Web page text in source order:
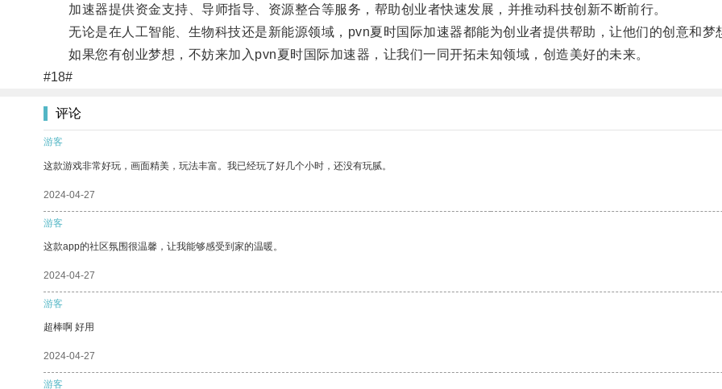
加速器提供资金支持、导师指导、资源整合等服务，帮助创业者快速发展，并推动科技创新不断前行。
无论是在人工智能、生物科技还是新能源领域，pvn夏时国际加速器都能为创业者提供帮助，让他们的创意和梦
如果您有创业梦想，不妨来加入pvn夏时国际加速器，让我们一同开拓未知领域，创造美好的未来。
#18#
评论
游客
这款游戏非常好玩，画面精美，玩法丰富。我已经玩了好几个小时，还没有玩腻。
2024-04-27
游客
这款app的社区氛围很温馨，让我能够感受到家的温暖。
2024-04-27
游客
超棒啊 好用
2024-04-27
游客